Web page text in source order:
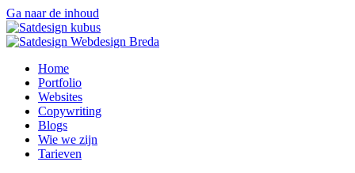
Ga naar de inhoud
Home
Portfolio
Websites
Copywriting
Blogs
Wie we zijn
Tarieven